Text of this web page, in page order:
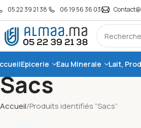
05 22 39 21 38 06 19 56 36 03
Epicerie Eau Minerale Lait,
Sacs
Accueil Produits identifiés “Sacs”